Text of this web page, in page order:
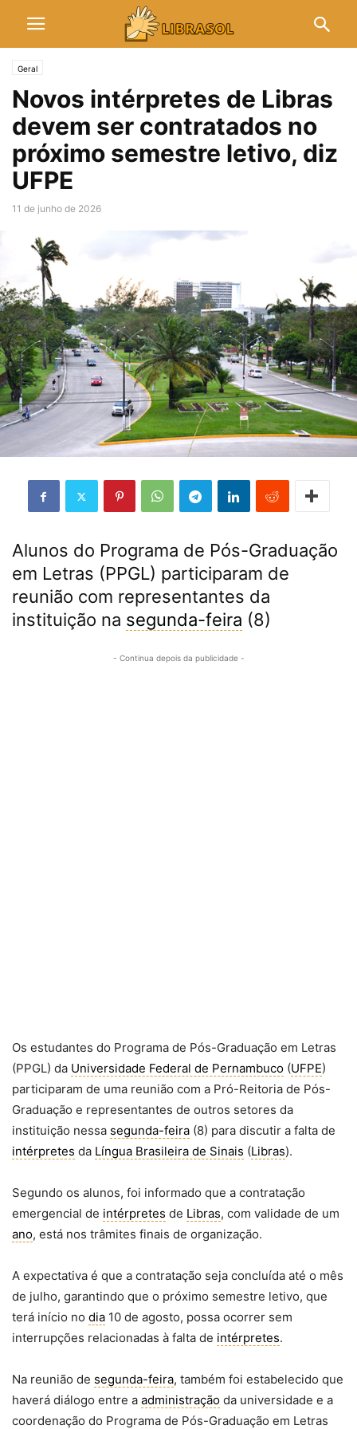
Geral
Novos intérpretes de Libras
devem ser contratados no
próximo semestre letivo, diz
UFPE
11 de junho de 2026
Alunos do Programa de Pós-Graduação
em Letras (PPGL) participaram de
reunião com representantes da
instituição na segunda-feira (8)
- Continua depois da publicidade -
Os estudantes do Programa de Pós-Graduação em Letras
(PPGL) da Universidade Federal de Pernambuco (UFPE)
participaram de uma reunião com a Pró-Reitoria de Pós-
Graduação e representantes de outros setores da
instituição nessa segunda-feira (8) para discutir a falta de
intérpretes da Língua Brasileira de Sinais (Libras).
Segundo os alunos, foi informado que a contratação
emergencial de intérpretes de Libras, com validade de um
ano, está nos trâmites finais de organização.
A expectativa é que a contratação seja concluída até o mês
de julho, garantindo que o próximo semestre letivo, que
terá início no dia 10 de agosto, possa ocorrer sem
interrupções relacionadas à falta de intérpretes.
Na reunião de segunda-feira, também foi estabelecido que
haverá diálogo entre a administração da universidade e a
coordenação do Programa de Pós-Graduação em Letras